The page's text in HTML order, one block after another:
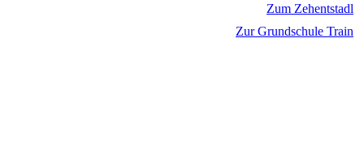
Zum Zehentstadl
Zur Grundschule Train